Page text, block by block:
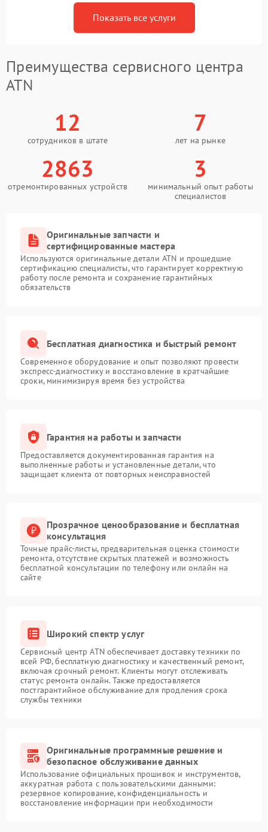
Показать все услуги
Преимущества сервисного центра
ATN
12
сотрудников в штате
7
лет на рынке
2863
отремонтированных устройств
3
минимальный опыт работы
специалистов
Оригинальные запчасти и
сертифицированные мастера
Используются оригинальные детали ATN и прошедшие
сертификацию специалисты, что гарантирует корректную
работу после ремонта и сохранение гарантийных
обязательств
Бесплатная диагностика и быстрый ремонт
Современное оборудование и опыт позволяют провести
экспресс-диагностику и восстановление в кратчайшие
сроки, минимизируя время без устройства
Гарантия на работы и запчасти
Предоставляется документированная гарантия на
выполненные работы и установленные детали, что
защищает клиента от повторных неисправностей
Прозрачное ценообразование и бесплатная
консультация
Точные прайс-листы, предварительная оценка стоимости
ремонта, отсутствие скрытых платежей и возможность
бесплатной консультации по телефону или онлайн на
сайте
Широкий спектр услуг
Сервисный центр ATN обеспечивает доставку техники по
всей РФ, бесплатную диагностику и качественный ремонт,
включая срочный ремонт. Клиенты могут отслеживать
статус ремонта онлайн. Также предоставляется
постгарантийное обслуживание для продления срока
службы техники
Оригинальные программные решение и
безопасное обслуживание данных
Использование официальных прошивок и инструментов,
аккуратная работа с пользовательскими данными:
резервное копирование, конфиденциальность и
восстановление информации при необходимости